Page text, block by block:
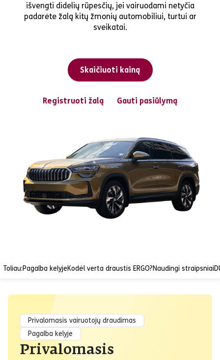
išvengti didelių rūpesčių, jei vairuodami netyčia
padarėte žalą kitų žmonių automobiliui, turtui ar
sveikatai.
Skaičiuoti kainą
Registruoti žalą Gauti pasiūlymą
Toliau:Pagalba kelyjeKodėl verta draustis ERGO?Naudingi straipsniai
Privalomasis vairuotojų draudimas
Pagalba kelyje
Privalomasis